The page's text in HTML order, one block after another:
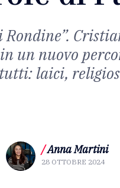
Rondine”.
un nuovo
laici,
/Anna Martini
28 OTTOBRE 2024